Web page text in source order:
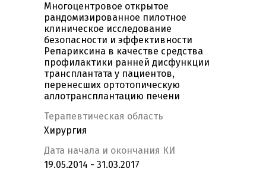
Многоцентровое открытое
рандомизированное пилотное
клиническое исследование
безопасности и эффективности
Peпариксина в качестве средства
профилактики ранней дисфункции
трансплантата у пациентов,
перенесших ортотопическую
аллотрансплантацию печени
Терапевтическая область
Хирургия
Дата начала и окончания КИ
19.05.2014 - 31.03.2017